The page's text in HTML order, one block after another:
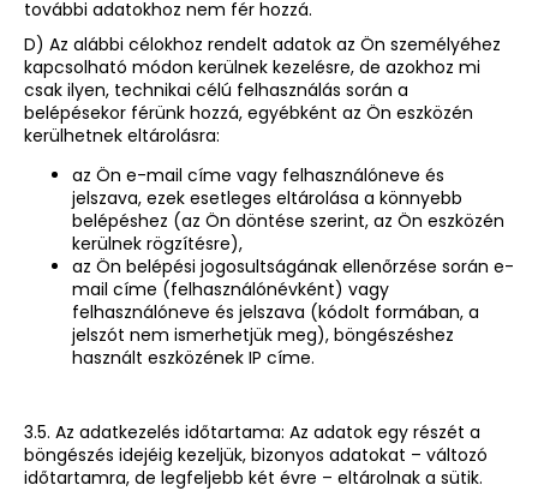
további adatokhoz nem fér hozzá.
D) Az alábbi célokhoz rendelt adatok az Ön személyéhez
kapcsolható módon kerülnek kezelésre, de azokhoz mi
csak ilyen, technikai célú felhasználás során a
belépésekor férünk hozzá, egyébként az Ön eszközén
kerülhetnek eltárolásra:
az Ön e-mail címe vagy felhasználóneve és
jelszava, ezek esetleges eltárolása a könnyebb
belépéshez (az Ön döntése szerint, az Ön eszközén
kerülnek rögzítésre),
az Ön belépési jogosultságának ellenőrzése során e-
mail címe (felhasználónévként) vagy
felhasználóneve és jelszava (kódolt formában, a
jelszót nem ismerhetjük meg), böngészéshez
használt eszközének IP címe.
3.5. Az adatkezelés időtartama: Az adatok egy részét a
böngészés idejéig kezeljük, bizonyos adatokat – változó
időtartamra, de legfeljebb két évre – eltárolnak a sütik.